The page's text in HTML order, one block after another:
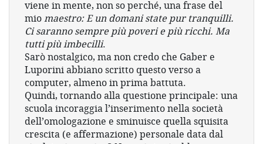
viene in mente, non so perché, una frase del
miomaestro:E un domani state pur tranquilli.
Ci saranno sempre più poveri e più ricchi. Ma
tutti più imbecilli.
Sarò nostalgico, ma non credo che Gaber e
Luporini abbiano scritto questo verso a
computer, almeno in prima battuta.
Quindi, tornando alla questione principale: una
scuola incoraggia l’inserimento nella società
dell’omologazione e sminuisce quella squisita
crescita (e affermazione) personale data dal